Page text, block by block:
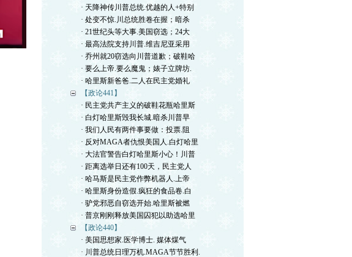
· 天降神传川普总统.优越的人+特别
· 处变不惊.川总统胜卷在握；暗杀
· 21世纪头等大事.美国窃选；24大
· 最高法院支持川普.维吉尼亚采用
· 乔州就20窃选向川普道歉；破鞋哈
· 要么上帝.要么魔鬼；婊子立牌坊.
· 哈里斯新爸爸.二人在民主党婚礼
【政论441】
· 民主党共产主义的破鞋花瓶哈里斯
· 白灯哈里斯毁我长城.暗杀川普早
· 我们人民有两件事要做：投票.阻
· 反对MAGA者仇恨美国人.白灯哈里
· 大法官警告白灯哈里斯小心！川普
· 距离选举日还有100天，民主党人
· 哈马斯是民主党作弊机器人.上帝
· 哈里斯身份造假.疯狂的食品卷.白
· 驴党邪恶自窃选开始.哈里斯被燃
· 普京刚刚释放美国囚犯以助选哈里
【政论440】
· 美国思想家.医学博士. 媒体煤气
· 川普总统日理万机.MAGA节节胜利.